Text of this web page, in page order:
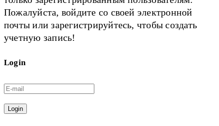
Пожалуйста, войдите со своей электронной
почты или зарегистрируйтесь, чтобы создать
учетную запись!
Login
Login